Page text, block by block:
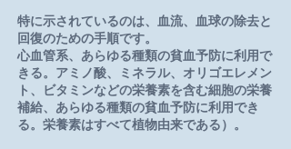
特に示されているのは、血流、血球の除去と
回復のための手順です。
心血管系、あらゆる種類の貧血予防に利用で
きる。アミノ酸、ミネラル、オリゴエレメン
ト、ビタミンなどの栄養素を含む細胞の栄養
補給、あらゆる種類の貧血予防に利用でき
る。栄養素はすべて植物由来である）。